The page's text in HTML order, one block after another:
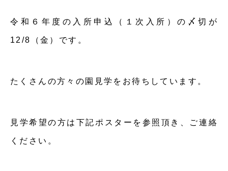
令和６年度の入所申込（１次入所）の〆切が
12/8（金）です。
たくさんの方々の園見学をお待ちしています。
見学希望の方は下記ポスターを参照頂き、ご連絡
ください。